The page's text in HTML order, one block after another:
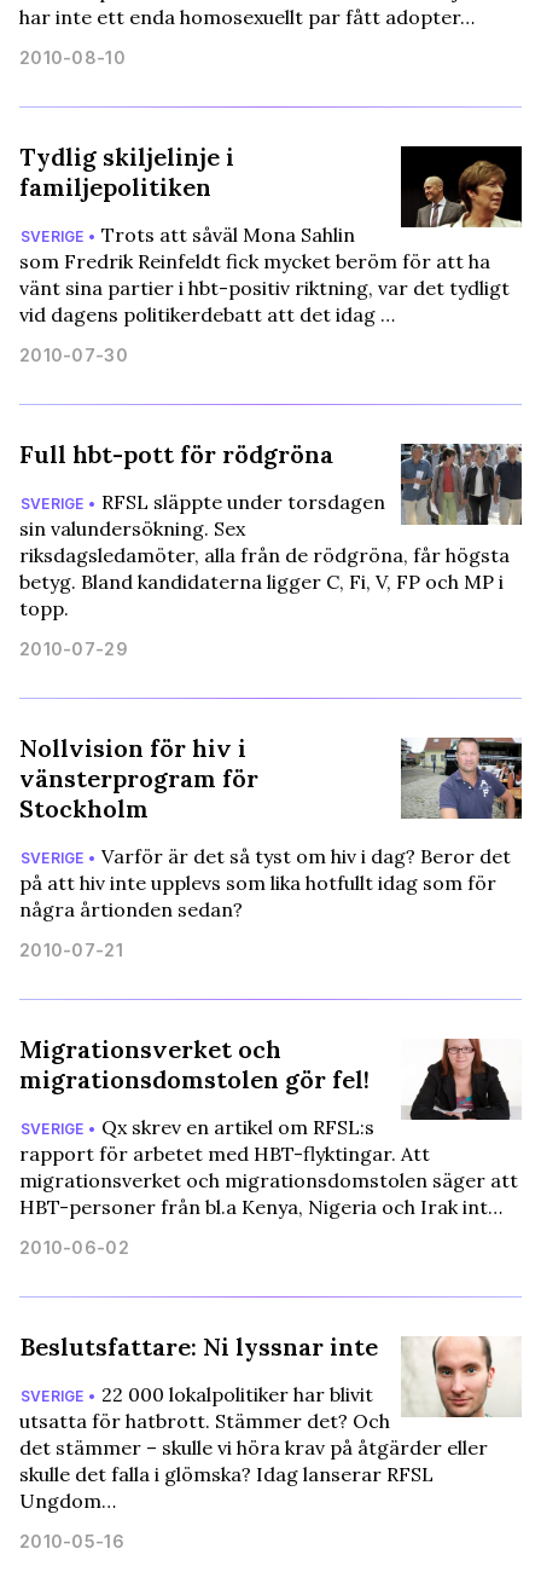
har inte ett enda homosexuellt par fått adopter…
2010-08-10
Tydlig skiljelinje i
familjepolitiken
SVERIGE • Trots att såväl Mona Sahlin
som Fredrik Reinfeldt fick mycket beröm för att ha
vänt sina partier i hbt-positiv riktning, var det tydligt
vid dagens politikerdebatt att det idag …
2010-07-30
Full hbt-pott för rödgröna
SVERIGE • RFSL släppte under torsdagen
sin valundersökning. Sex
riksdagsledamöter, alla från de rödgröna, får högsta
betyg. Bland kandidaterna ligger C, Fi, V, FP och MP i
topp.
2010-07-29
Nollvision för hiv i
vänsterprogram för
Stockholm
SVERIGE • Varför är det så tyst om hiv i dag? Beror det
på att hiv inte upplevs som lika hotfullt idag som för
några årtionden sedan?
2010-07-21
Migrationsverket och
migrationsdomstolen gör fel!
SVERIGE • Qx skrev en artikel om RFSL:s
rapport för arbetet med HBT-flyktingar. Att
migrationsverket och migrationsdomstolen säger att
HBT-personer från bl.a Kenya, Nigeria och Irak int…
2010-06-02
Beslutsfattare: Ni lyssnar inte
SVERIGE • 22 000 lokalpolitiker har blivit
utsatta för hatbrott. Stämmer det? Och
det stämmer – skulle vi höra krav på åtgärder eller
skulle det falla i glömska? Idag lanserar RFSL
Ungdom…
2010-05-16